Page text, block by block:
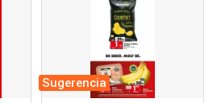
Sugerencia